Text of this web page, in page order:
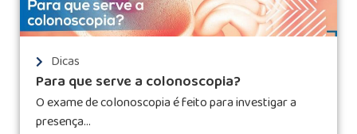
Dicas
Para que serve a colonoscopia?
O exame de colonoscopia é feito para investigar a
presença...